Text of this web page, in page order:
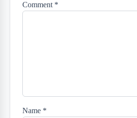
Comment *
Name *